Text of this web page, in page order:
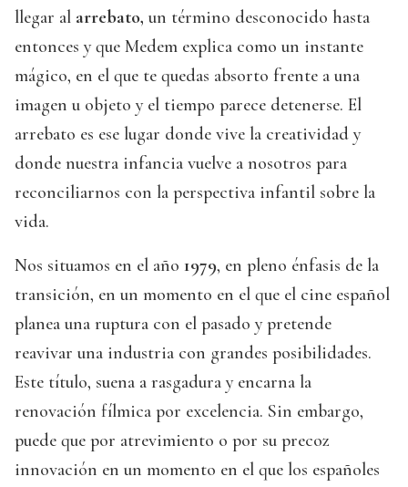
llegar al arrebato, un término desconocido hasta
entonces y que Medem explica como un instante
mágico, en el que te quedas absorto frente a una
imagen u objeto y el tiempo parece detenerse. El
arrebato es ese lugar donde vive la creatividad y
donde nuestra infancia vuelve a nosotros para
reconciliarnos con la perspectiva infantil sobre la
vida.
Nos situamos en el año 1979, en pleno énfasis de la
transición, en un momento en el que el cine español
planea una ruptura con el pasado y pretende
reavivar una industria con grandes posibilidades.
Este título, suena a rasgadura y encarna la
renovación fílmica por excelencia. Sin embargo,
puede que por atrevimiento o por su precoz
innovación en un momento en el que los españoles